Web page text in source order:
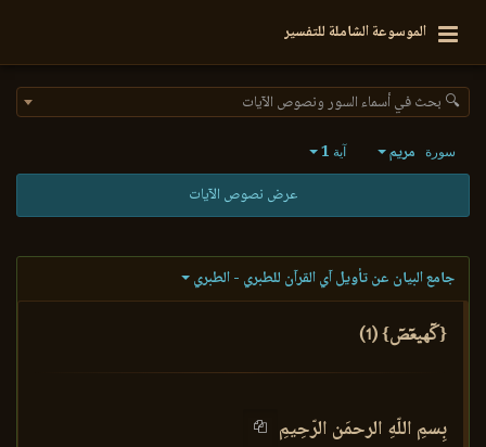
الموسوعة الشاملة للتفسير
🔍 بحث في أسماء السور ونصوص الآيات
سورة مريم آية 1
عرض نصوص الآيات
جامع البيان عن تأويل آي القرآن للطبري - الطبري
{كٓهيعٓصٓ} (1)
بِسمِ اللّهِ الرحمَن الرّحِيمِ